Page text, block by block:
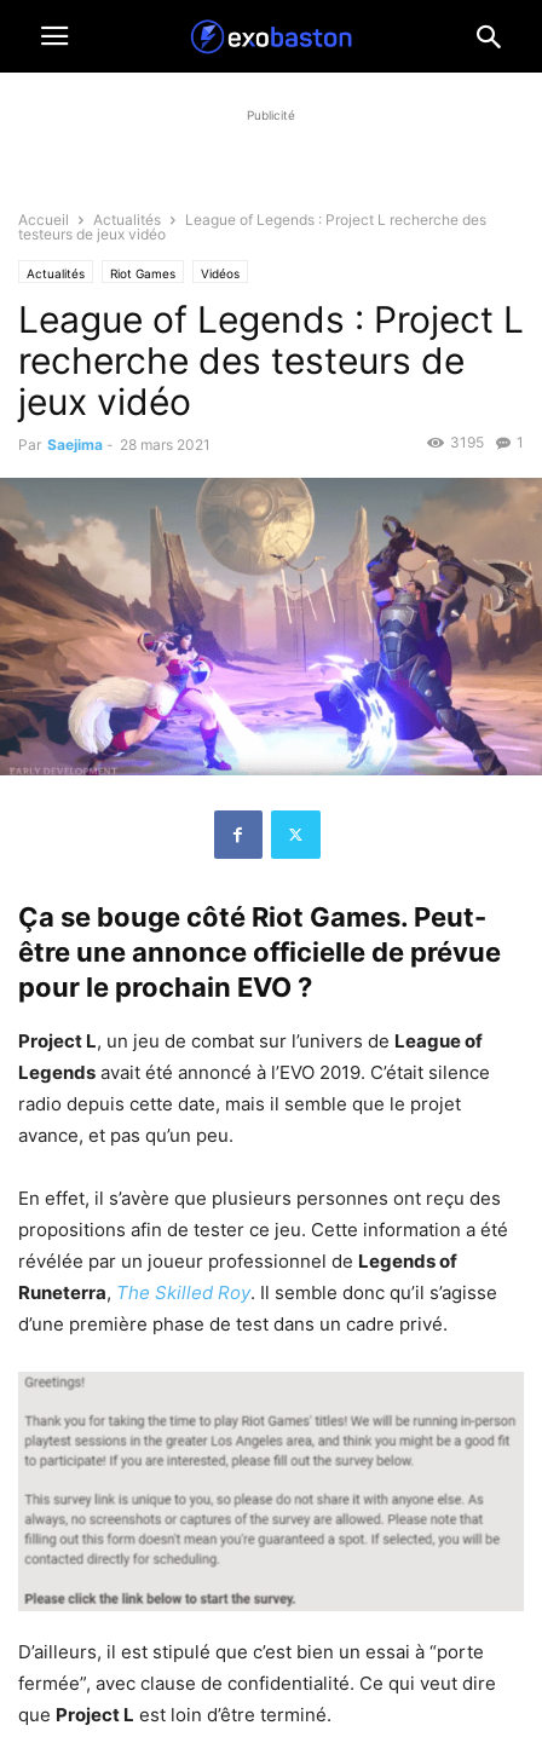
Publicité
Accueil Actualités
League of Legends : Project L recherche des
testeurs de jeux vidéo
Actualités Riot Games Vidéos
League of Legends : Project L
recherche des testeurs de
jeux vidéo
Par Saejima - 28 mars 2021 1
3195
Ça se bouge côté Riot Games. Peut-
être une annonce officielle de prévue
pour le prochain EVO ?
Project L, un jeu de combat sur l’univers de League of
Legends avait été annoncé à l’EVO 2019. C’était silence
radio depuis cette date, mais il semble que le projet
avance, et pas qu’un peu.
En effet, il s’avère que plusieurs personnes ont reçu des
propositions afin de tester ce jeu. Cette information a été
révélée par un joueur professionnel de Legends of
Runeterra, The Skilled Roy. Il semble donc qu’il s’agisse
d’une première phase de test dans un cadre privé.
D’ailleurs, il est stipulé que c’est bien un essai à “porte
fermée”, avec clause de confidentialité. Ce qui veut dire
que Project L est loin d’être terminé.